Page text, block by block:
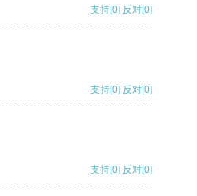
支持[0] 反对[0]
支持[0] 反对[0]
支持[0] 反对[0]